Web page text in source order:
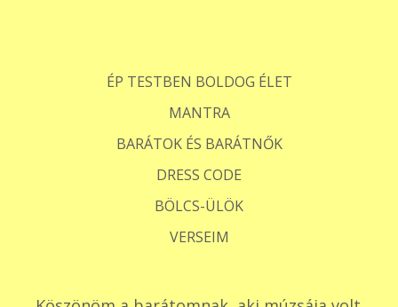
ÉP TESTBEN BOLDOG ÉLET
MANTRA
BARÁTOK ÉS BARÁTNŐK
DRESS CODE
BÖLCS-ÜLÖK
VERSEIM